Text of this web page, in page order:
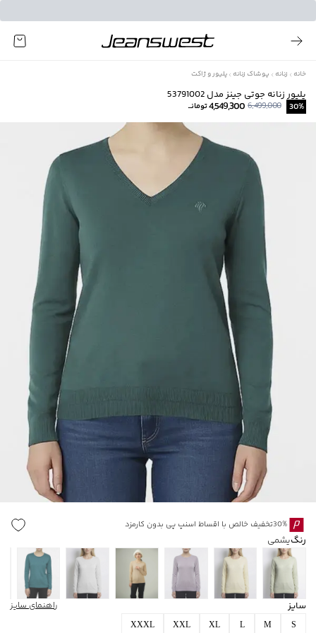
خانه زنانه پوشاک زنانه پلیور و ژاکت
پلیور زنانه جوتی جینز مدل 53791002
30%
6,499,000
4,549,300تومانــ
30%تخفیف خالص با اقساط اسنپ پی بدون کارمزد
رنگیشمی
سایز
راهنمای سایز
S
M
L
XL
XXL
XXXL